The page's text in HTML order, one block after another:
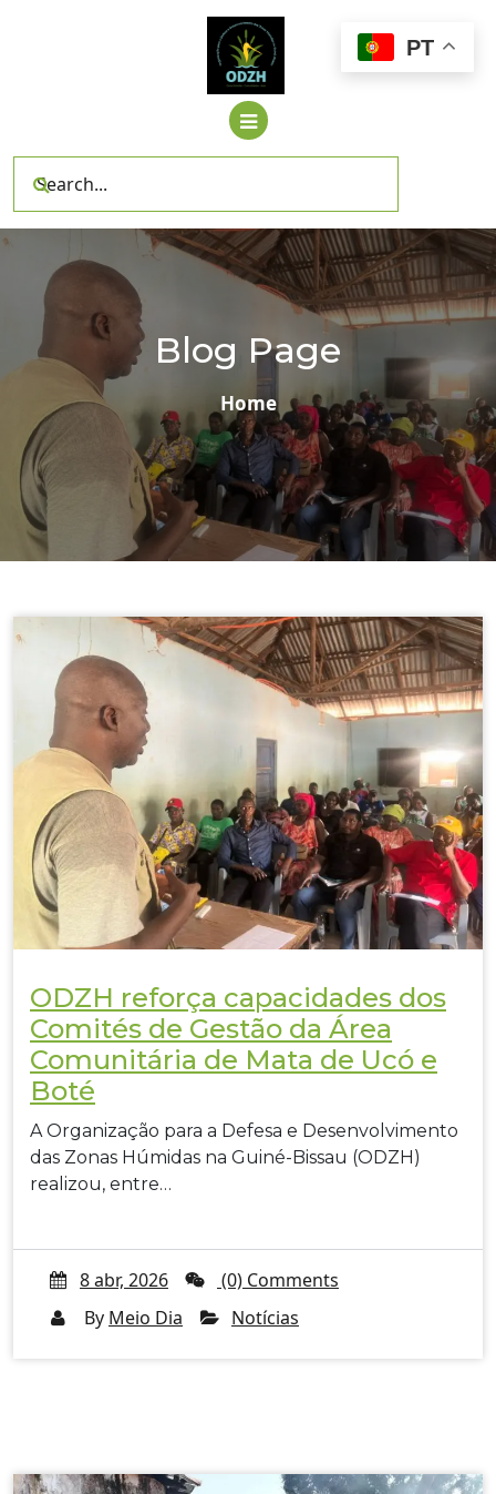
Blog Page
Home
ODZH reforça capacidades dos
Comités de Gestão da Área
Comunitária de Mata de Ucó e
Boté
A Organização para a Defesa e Desenvolvimento
das Zonas Húmidas na Guiné-Bissau (ODZH)
realizou, entre…
8 abr, 2026
(0) Comments
By Meio Dia Notícias
PT